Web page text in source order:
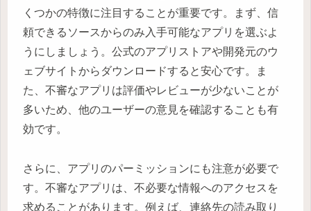
くつかの特徴に注目することが重要です。まず、信
頼できるソースからのみ入手可能なアプリを選ぶよ
うにしましょう。公式のアプリストアや開発元のウ
ェブサイトからダウンロードすると安心です。ま
た、不審なアプリは評価やレビューが少ないことが
多いため、他のユーザーの意見を確認することも有
効です。
さらに、アプリのパーミッションにも注意が必要で
す。不審なアプリは、不必要な情報へのアクセスを
求めることがあります。例えば、連絡先の読み取り